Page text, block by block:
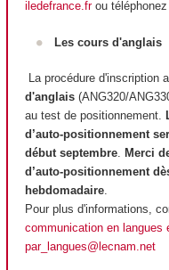
iledefrance.frou téléphonez
Les cours d'anglais
La procédure d'inscription
d'anglais (ANG320/
au test de positionnement.
d’auto-positionnement
début septembre. Merci
d’auto-positionnement
hebdomadaire.
Pour plus d'informations,
communication en langues
par_langues@lecnam.net